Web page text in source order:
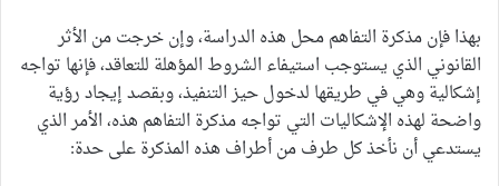
بهذا فإن مذكرة التفاهم محل هذه الدراسة، وإن خرجت من الأثر
القانوني الذي يستوجب استيفاء الشروط المؤهلة للتعاقد، فإنها تواجه
إشكالية وهي في طريقها لدخول حيز التنفيذ، وبقصد إيجاد رؤية
واضحة لهذه الإشكاليات التي تواجه مذكرة التفاهم هذه، الأمر الذي
يستدعي أن نأخذ كل طرف من أطراف هذه المذكرة على حدة: